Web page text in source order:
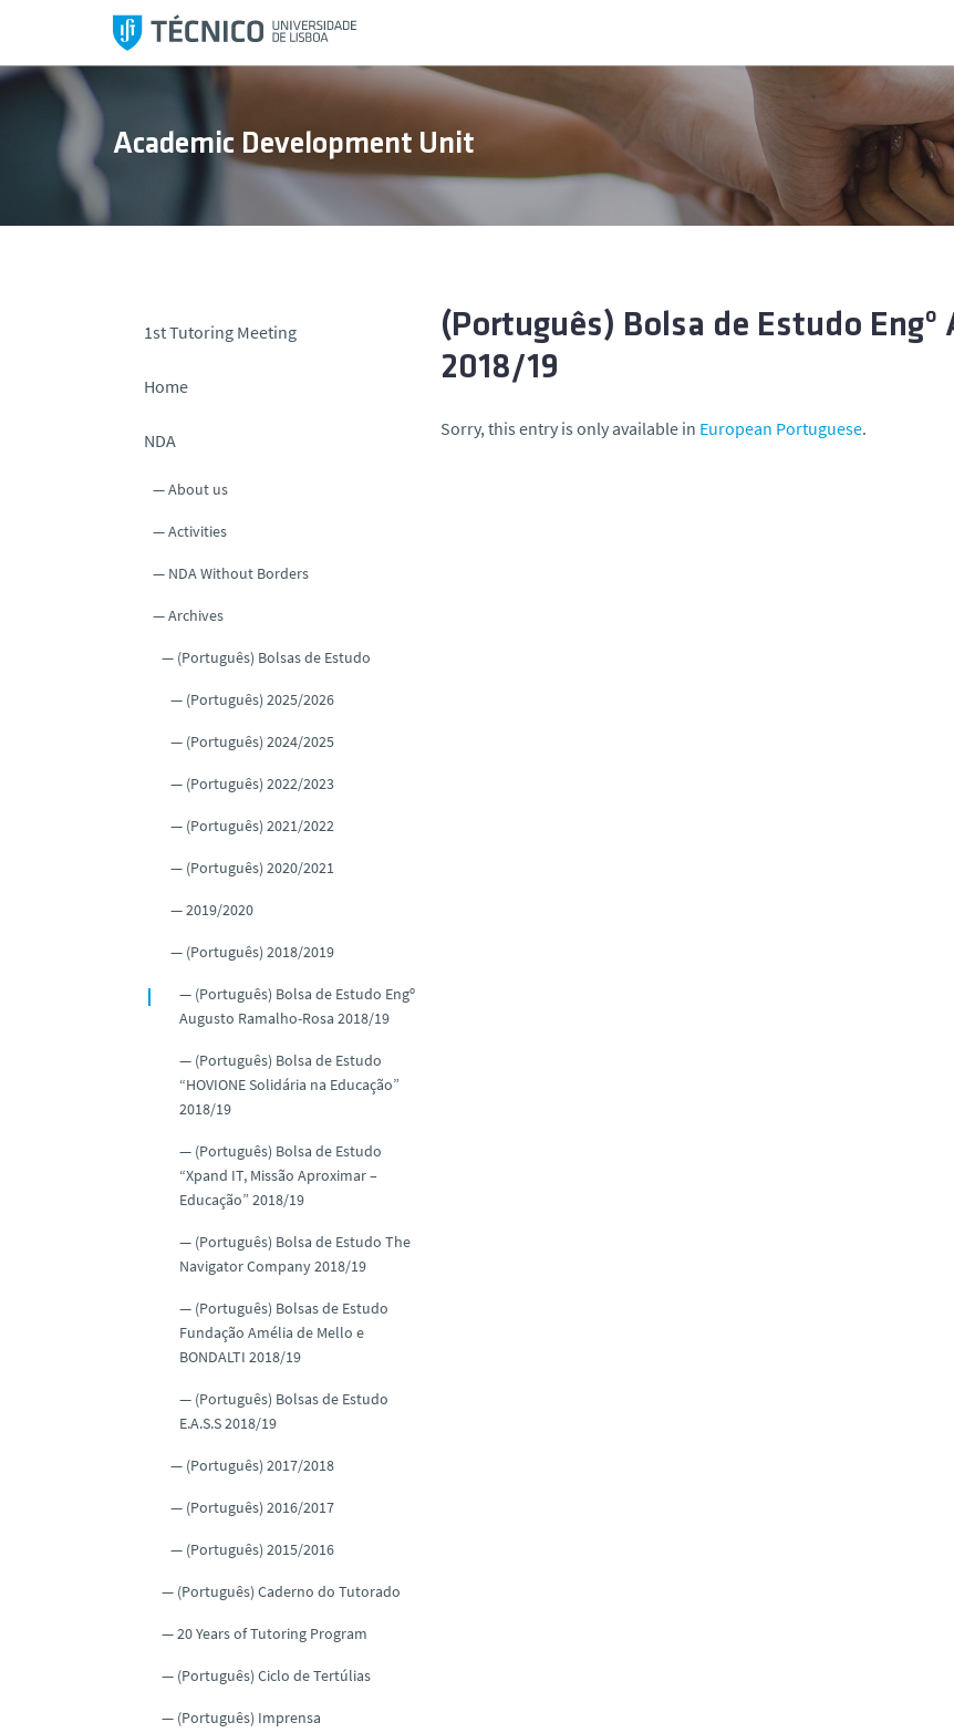
i
Academic Development Unit
1st Tutoring Meeting
Home
NDA
About us
Activities
NDA Without Borders
Archives
(Português) Bolsas de Estudo
(Português) 2025/2026
(Português) 2024/2025
(Português) 2022/2023
(Português) 2021/2022
(Português) 2020/2021
2019/2020
(Português) 2018/2019
(Português) Bolsa de Estudo Engº
Augusto Ramalho-Rosa 2018/19
(Português) Bolsa de Estudo
“HOVIONE Solidária na Educação”
2018/19
(Português) Bolsa de Estudo
“Xpand IT, Missão Aproximar –
Educação” 2018/19
(Português) Bolsa de Estudo The
Navigator Company 2018/19
(Português) Bolsas de Estudo
Fundação Amélia de Mello e
BONDALTI 2018/19
(Português) Bolsas de Estudo
E.A.S.S 2018/19
(Português) 2017/2018
(Português) 2016/2017
(Português) 2015/2016
(Português) Caderno do Tutorado
20 Years of Tutoring Program
(Português) Ciclo de Tertúlias
(Português) Imprensa
(Português) Bolsa de Estudo
2018/19
Sorry, this entry is only available in European Portuguese.